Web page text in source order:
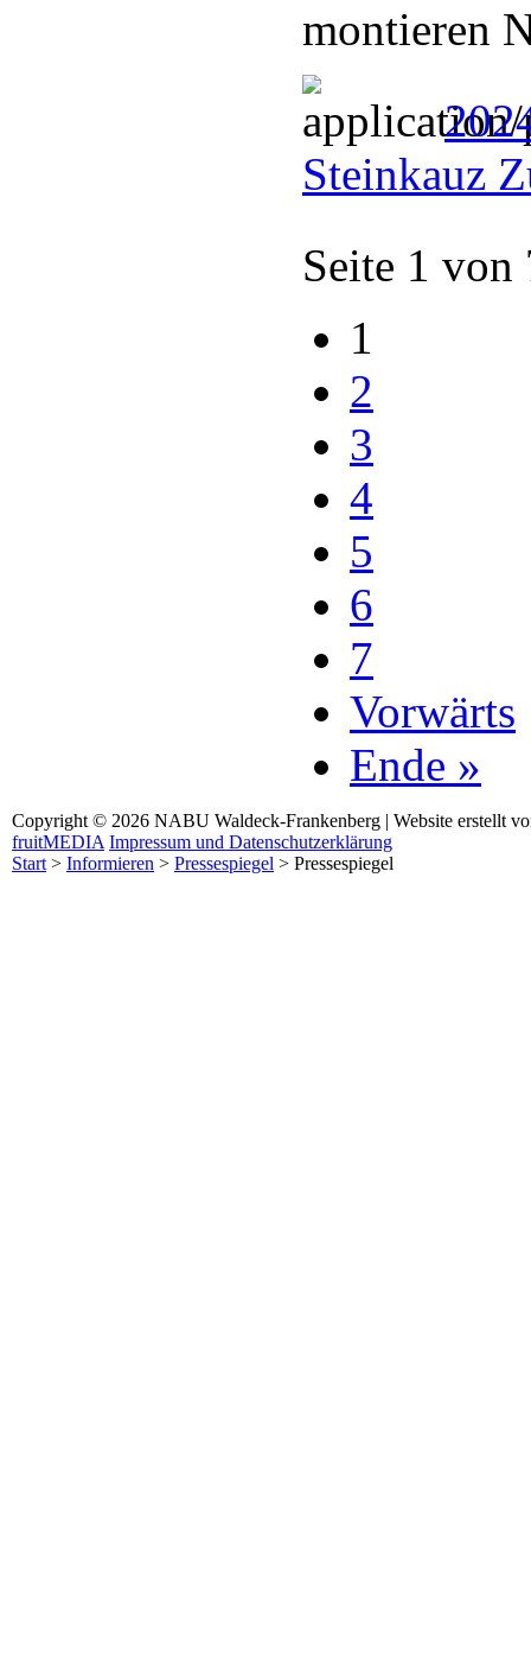
montieren
Steinkauz
Seite 1 von
1
2
3
4
5
6
7
Vorwärts
Ende »
Copyright © 2026 NABU Waldeck-Frankenberg | Website erstellt
fruitMEDIA Impressum und Datenschutzerklärung
Start> Informieren > Pressespiegel > Pressespiegel